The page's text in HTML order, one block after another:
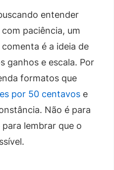
entender
paciência, um
é a ideia de
ganhos e escala. Por
formatos que
por 50 centavos e
Não é para
lembrar que o